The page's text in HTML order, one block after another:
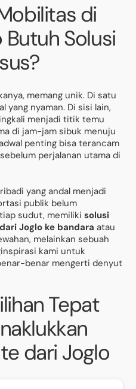
di
Solusi
memang unik. Di satu
yang nyaman. Di sisi lain,
menjadi titik temu
di jam-jam sibuk menuju
penting bisa terancam
perjalanan utama di
yang andal menjadi
publik belum
sudut, memilikisolusi
Joglo ke bandara atau
melainkan sebuah
kami untuk
benar mengerti denyut
Tepat
dari Joglo